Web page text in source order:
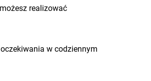
realizować
oczekiwania w codziennym